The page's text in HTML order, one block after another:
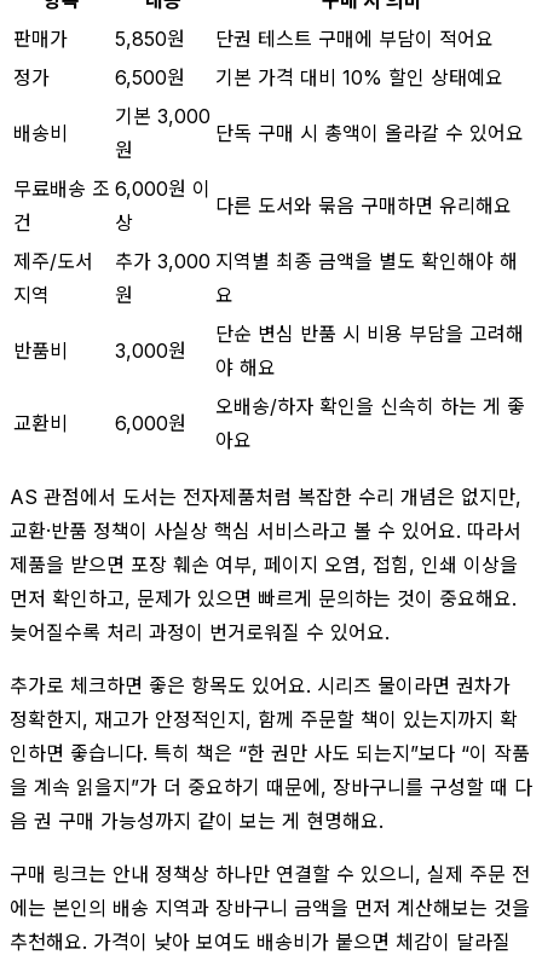
판매가
5,850원
단권 테스트 구매에 부담이 적어요
정가
6,500원 기본 가격 대비 10% 할인 상태예요
배송비
기본 3,000
원
단독 구매 시 총액이 올라갈 수 있어요
무료배송 조
건
6,000원 이
상
다른 도서와 묶음 구매하면 유리해요
제주/도서
지역
추가 3,000
원
지역별 최종 금액을 별도 확인해야 해
요
반품비 3,000원
단순 변심 반품 시 비용 부담을 고려해
야 해요
교환비 6,000원
오배송/하자 확인을 신속히 하는 게 좋
아요
AS 관점에서 도서는 전자제품처럼 복잡한 수리 개념은 없지만,
교환·반품 정책이 사실상 핵심 서비스라고 볼 수 있어요. 따라서
제품을 받으면 포장 훼손 여부, 페이지 오염, 접힘, 인쇄 이상을
먼저 확인하고, 문제가 있으면 빠르게 문의하는 것이 중요해요.
늦어질수록 처리 과정이 번거로워질 수 있어요.
추가로 체크하면 좋은 항목도 있어요. 시리즈 물이라면 권차가
정확한지, 재고가 안정적인지, 함께 주문할 책이 있는지까지 확
인하면 좋습니다. 특히 책은 “한 권만 사도 되는지”보다 “이 작품
을 계속 읽을지”가 더 중요하기 때문에, 장바구니를 구성할 때 다
음 권 구매 가능성까지 같이 보는 게 현명해요.
구매 링크는 안내 정책상 하나만 연결할 수 있으니, 실제 주문 전
에는 본인의 배송 지역과 장바구니 금액을 먼저 계산해보는 것을
추천해요. 가격이 낮아 보여도 배송비가 붙으면 체감이 달라질